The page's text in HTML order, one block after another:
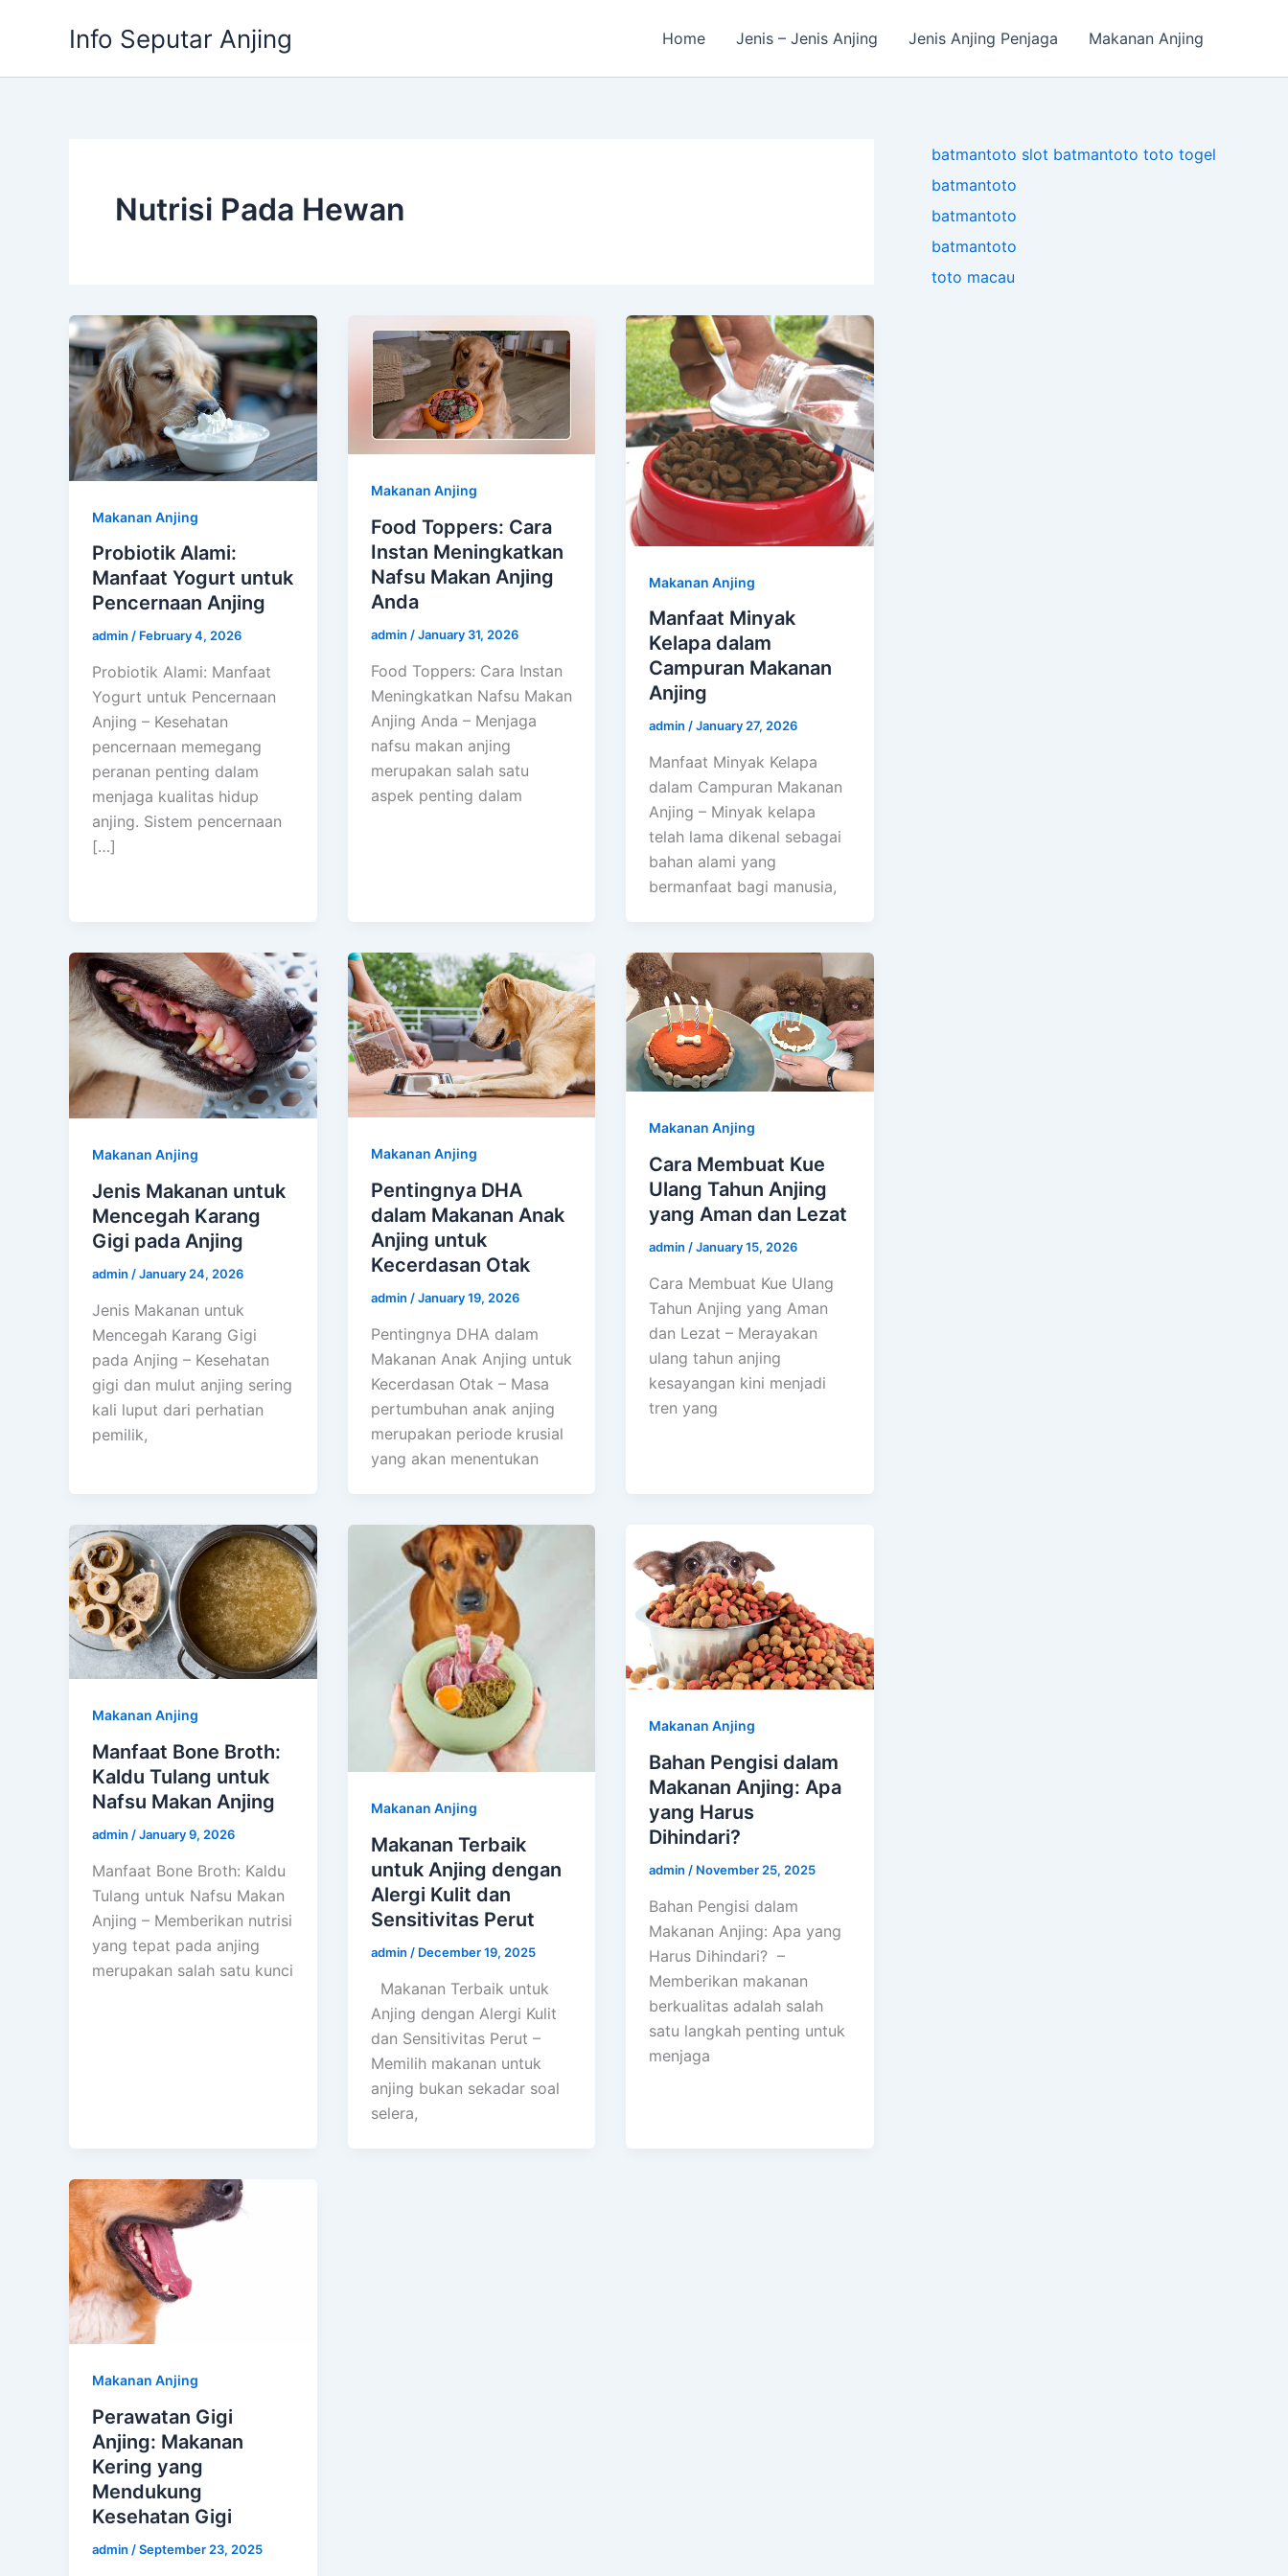
Info Seputar Anjing Home Jenis – Jenis Anjing Jenis Anjing Penjaga Makanan Anjing
Nutrisi Pada Hewan
Makanan Anjing
Probiotik Alami:
Manfaat Yogurt untuk
Pencernaan Anjing
admin / February 4, 2026
Probiotik Alami: Manfaat
Yogurt untuk Pencernaan
Anjing – Kesehatan
pencernaan memegang
peranan penting dalam
menjaga kualitas hidup
anjing. Sistem pencernaan
[…]
Makanan Anjing
Food Toppers: Cara
Instan Meningkatkan
Nafsu Makan Anjing
Anda
admin /January 31, 2026
Food Toppers: Cara Instan
Meningkatkan Nafsu Makan
Anjing Anda – Menjaga
nafsu makan anjing
merupakan salah satu
aspek penting dalam
Makanan Anjing
Manfaat Minyak
Kelapa dalam
Campuran Makanan
Anjing
admin/January 27, 2026
Manfaat Minyak Kelapa
dalam Campuran Makanan
Anjing – Minyak kelapa
telah lama dikenal sebagai
bahan alami yang
bermanfaat bagi manusia,
Makanan Anjing
Jenis Makanan untuk
Mencegah Karang
Gigi pada Anjing
admin /January 24, 2026
Jenis Makanan untuk
Mencegah Karang Gigi
pada Anjing – Kesehatan
gigi dan mulut anjing sering
kali luput dari perhatian
pemilik,
Makanan Anjing
Pentingnya DHA
dalam Makanan Anak
Anjing untuk
Kecerdasan Otak
admin /January 19, 2026
Pentingnya DHA dalam
Makanan Anak Anjing untuk
Kecerdasan Otak – Masa
pertumbuhan anak anjing
merupakan periode krusial
yang akan menentukan
Makanan Anjing
Cara Membuat Kue
Ulang Tahun Anjing
yang Aman dan Lezat
admin /January 15, 2026
Cara Membuat Kue Ulang
Tahun Anjing yang Aman
dan Lezat – Merayakan
ulang tahun anjing
kesayangan kini menjadi
tren yang
Makanan Anjing
Manfaat Bone Broth:
Kaldu Tulang untuk
Nafsu Makan Anjing
admin /January 9, 2026
Manfaat Bone Broth: Kaldu
Tulang untuk Nafsu Makan
Anjing – Memberikan nutrisi
yang tepat pada anjing
merupakan salah satu kunci
Makanan Anjing
Makanan Terbaik
untuk Anjing dengan
Alergi Kulit dan
Sensitivitas Perut
admin / December 19, 2025
Makanan Terbaik untuk
Anjing dengan Alergi Kulit
dan Sensitivitas Perut –
Memilih makanan untuk
anjing bukan sekadar soal
selera,
Makanan Anjing
Bahan Pengisi dalam
Makanan Anjing: Apa
yang Harus
Dihindari?
admin / November 25, 2025
Bahan Pengisi dalam
Makanan Anjing: Apa yang
Harus Dihindari? –
Memberikan makanan
berkualitas adalah salah
satu langkah penting untuk
menjaga
Makanan Anjing
Perawatan Gigi
Anjing: Makanan
Kering yang
Mendukung
Kesehatan Gigi
admin /September 23, 2025
batmantoto slot batmantoto toto togel
batmantoto
batmantoto
batmantoto
toto macau